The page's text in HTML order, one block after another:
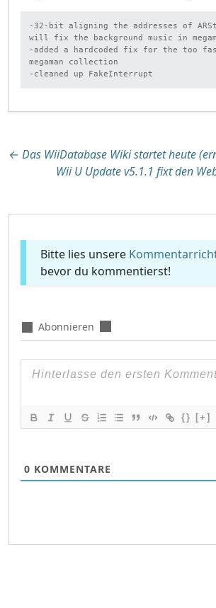
-32-bit aligning the addresses of
will fix the background music in
-added a hardcoded fix for the too
megaman collection
-cleaned up FakeInterrupt
Beitragsnavigation
← Das WiiDatabase Wiki startet heute
Wii U Update v5.1.1 fixt den
Bitte lies unsere
bevor du kommentierst!
Abonnieren
{} [+]
0 KOMMENTARE